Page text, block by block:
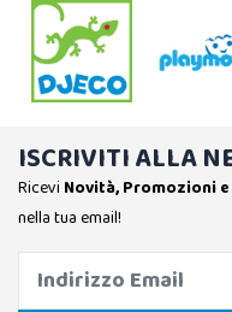
ISCRIVITI ALLA
Ricevi Novità, Promozioni
nella tua email!